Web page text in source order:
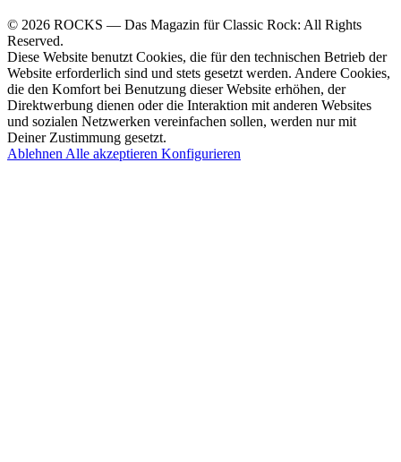
© 2026 ROCKS — Das Magazin für Classic Rock: All Rights
Reserved.
Diese Website benutzt Cookies, die für den technischen Betrieb der
Website erforderlich sind und stets gesetzt werden. Andere Cookies,
die den Komfort bei Benutzung dieser Website erhöhen, der
Direktwerbung dienen oder die Interaktion mit anderen Websites
und sozialen Netzwerken vereinfachen sollen, werden nur mit
Deiner Zustimmung gesetzt.
Ablehnen Alle akzeptieren Konfigurieren